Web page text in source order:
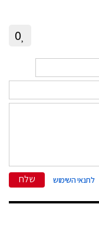
0
לתנאי השימוש שלח